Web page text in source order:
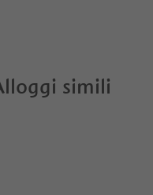
simili